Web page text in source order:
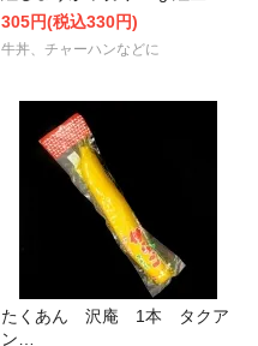
305円(税込330円)
牛丼、チャーハンなどに
たくあん 沢庵 1本 タクア
ン…